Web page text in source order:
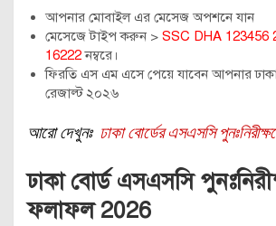
আপনার মোবাইল এর মেসেজ অপশনে যান
মেসেজে টাইপ করুন > SSC DHA 123456
16222নম্বরে।
ফিরতি এস এম এসে পেয়ে যাবেন আপনার
রেজাল্ট ২০২৬
আরো দেখুনঃ ঢাকা বোর্ডের এসএসসি
ঢাকা বোর্ড এসএসসি
ফলাফল 2026